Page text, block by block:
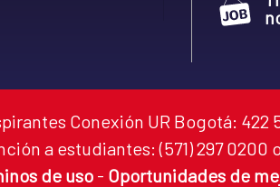
Conexión UR Bogotá: 422
a estudiantes: (571) 297 0200
de uso - Oportunidades de